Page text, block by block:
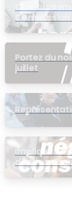
pour le
Portez du
juillet
Impliquez-
dans une